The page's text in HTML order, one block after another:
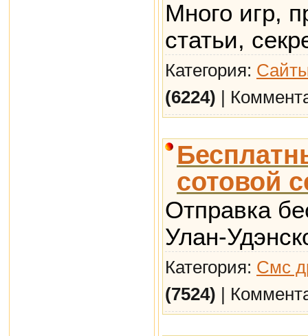
Много игр,
статьи,
Категория:
(6224) |
сотовой
Отправка
Улан-
Категория: Смс
(7524) |